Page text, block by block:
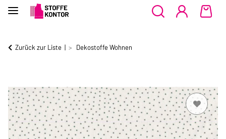
Zurück zur Liste Dekostoffe Wohnen